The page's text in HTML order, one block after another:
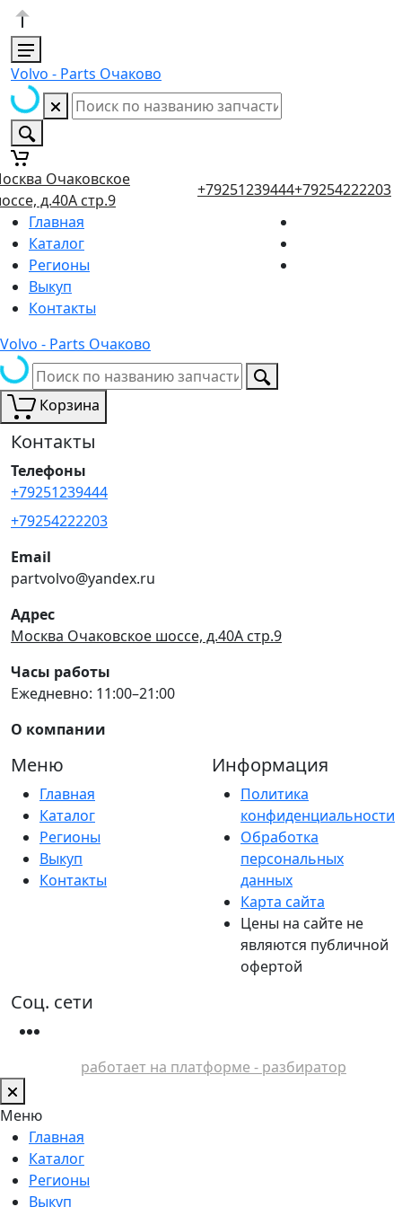
Volvo - Parts Очаково
Очаковское
д.40А стр.9
+79251239444+79254222203
Главная
Каталог
Регионы
Выкуп
Контакты
Volvo - Parts Очаково
Корзина
Контакты
Телефоны
+79251239444
+79254222203
Email
partvolvo@yandex.ru
Адрес
Москва Очаковское шоссе, д.40А стр.9
Часы работы
Ежедневно: 11:00–21:00
О компании
Меню
Главная
Каталог
Регионы
Выкуп
Контакты
Информация
Политика
конфиденциальности
Обработка
персональных
данных
Карта сайта
Цены на сайте не
являются публичной
офертой
Соц. сети
работает на платформе - разбиратор
Меню
Главная
Каталог
Регионы
Выкуп